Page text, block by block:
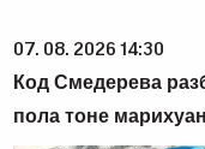
07. 08. 2026 14:30
Код Смедерева
пола тоне